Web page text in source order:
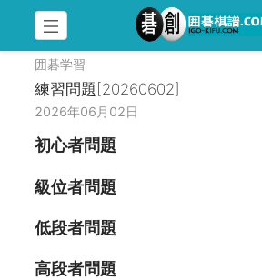
囲碁学習
練習問題[20260602]
2026年06月02日
初心者問題
級位者問題
低段者問題
高段者問題